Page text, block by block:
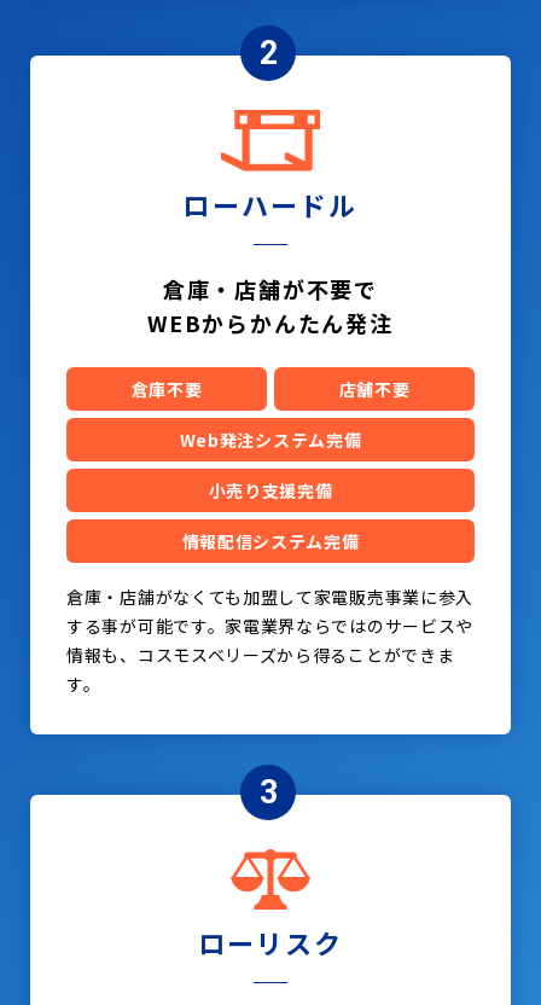
2
ローハードル
倉庫・店舗が不要で
WEBからかんたん発注
倉庫不要 店舗不要
Web発注システム完備
小売り支援完備
情報配信システム完備
倉庫・店舗がなくても加盟して家電販売事業に参入
する事が可能です。家電業界ならではのサービスや
情報も、コスモスベリーズから得ることができま
す。
3
ローリスク